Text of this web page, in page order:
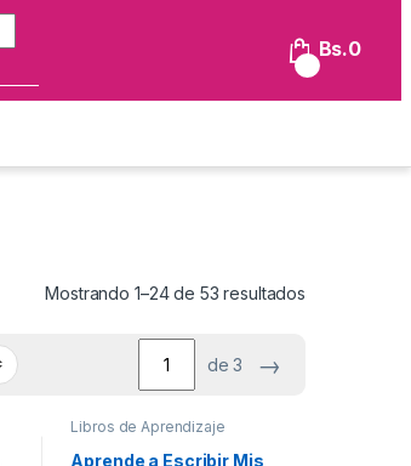
Bs.0
Mostrando 1–24 de 53 resultados
de 3 →
Libros de Aprendizaje
Aprende a Escribir Mis